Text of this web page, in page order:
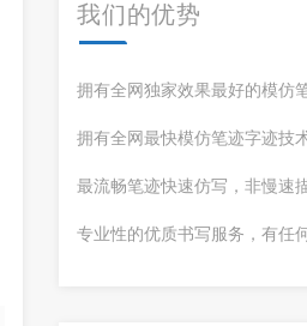
我们的优势
拥有全网独家效果最好的模仿
拥有全网最快模仿笔迹字迹技
最流畅笔迹快速仿写，非慢速
专业性的优质书写服务，有任